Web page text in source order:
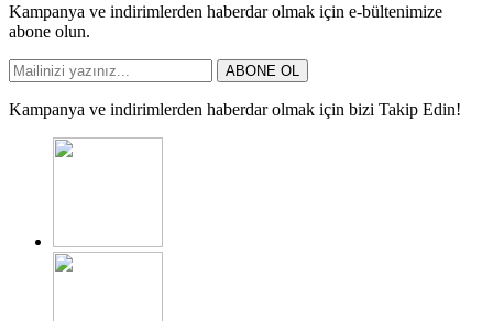
Kampanya ve indirimlerden haberdar olmak için e-bültenimize
abone olun.
ABONE OL
Kampanya ve indirimlerden haberdar olmak için bizi Takip Edin!